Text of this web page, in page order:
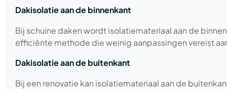
Dakisolatie aan de binnenkant
Bij schuine daken wordt isolatiemateriaal aan de
efficiënte methode die weinig aanpassingen vereist
Dakisolatie aan de buitenkant
Bij een renovatie kan isolatiemateriaal aan de